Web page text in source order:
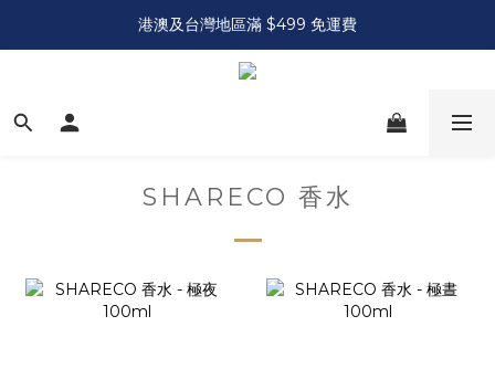
港澳及台灣地區滿 $499 免運費
SHARECO 香水